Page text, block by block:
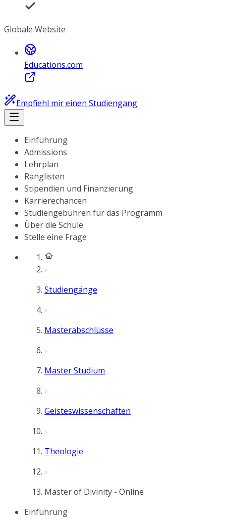
Globale Website
Educations.com
Empfiehl mir einen Studiengang
Einführung
Admissions
Lehrplan
Ranglisten
Stipendien und Finanzierung
Karrierechancen
Studiengebühren für das Programm
Über die Schule
Stelle eine Frage
Studiengänge
Masterabschlüsse
Master Studium
Geisteswissenschaften
Theologie
Master of Divinity - Online
Einführung